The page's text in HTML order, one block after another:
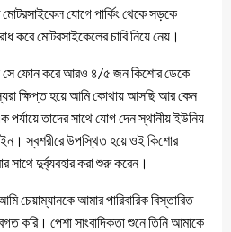
যোগে পার্কিং থেকে সড়কে
মোটরসাইকেলের চাবি নিয়ে নেয়।
সে ফোন করে আরও ৪/৫ জন কিশোর ডেকে
ক্ষিপ্ত হয়ে আমি কোথায় আসছি আর কেন
তাদের সাথে যোগ দেন স্থানীয় ইউনিয়
স্বশরীরে উপস্থিত হয়ে ওই কিশোর
সাথে দুর্ব্যবহার করা শুরু করেন।
চেয়াম্যানকে আমার পারিবারিক বিস্তারিত
করি। পেশা সাংবাদিকতা শুনে তিনি আমাকে